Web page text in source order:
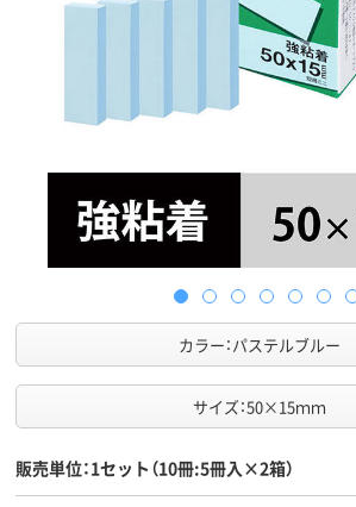
カラー：パステルブルー
サイズ：50×15ｍｍ
販売単位：1セット（10冊:5冊入×2箱）